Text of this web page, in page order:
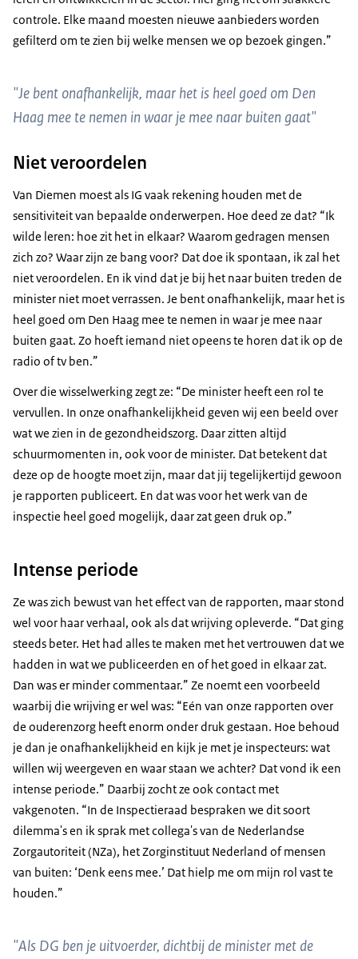
controle. Elke maand moesten nieuwe aanbieders worden
gefilterd om te zien bij welke mensen we op bezoek gingen.”
"Je bent onafhankelijk, maar het is heel goed om Den
Haag mee te nemen in waar je mee naar buiten gaat"
Niet veroordelen
Van Diemen moest als IG vaak rekening houden met de
sensitiviteit van bepaalde onderwerpen. Hoe deed ze dat? “Ik
wilde leren: hoe zit het in elkaar? Waarom gedragen mensen
zich zo? Waar zijn ze bang voor? Dat doe ik spontaan, ik zal het
niet veroordelen. En ik vind dat je bij het naar buiten treden de
minister niet moet verrassen. Je bent onafhankelijk, maar het is
heel goed om Den Haag mee te nemen in waar je mee naar
buiten gaat. Zo hoeft iemand niet opeens te horen dat ik op de
radio of tv ben.”
Over die wisselwerking zegt ze: “De minister heeft een rol te
vervullen. In onze onafhankelijkheid geven wij een beeld over
wat we zien in de gezondheidszorg. Daar zitten altijd
schuurmomenten in, ook voor de minister. Dat betekent dat
deze op de hoogte moet zijn, maar dat jij tegelijkertijd gewoon
je rapporten publiceert. En dat was voor het werk van de
inspectie heel goed mogelijk, daar zat geen druk op.”
Intense periode
Ze was zich bewust van het effect van de rapporten, maar stond
wel voor haar verhaal, ook als dat wrijving opleverde. “Dat ging
steeds beter. Het had alles te maken met het vertrouwen dat we
hadden in wat we publiceerden en of het goed in elkaar zat.
Dan was er minder commentaar.” Ze noemt een voorbeeld
waarbij die wrijving er wel was: “Eén van onze rapporten over
de ouderenzorg heeft enorm onder druk gestaan. Hoe behoud
je dan je onafhankelijkheid en kijk je met je inspecteurs: wat
willen wij weergeven en waar staan we achter? Dat vond ik een
intense periode.” Daarbij zocht ze ook contact met
vakgenoten. “In de Inspectieraad bespraken we dit soort
dilemma's en ik sprak met collega's van de Nederlandse
Zorgautoriteit (NZa), het Zorginstituut Nederland of mensen
van buiten: ‘Denk eens mee.’ Dat hielp me om mijn rol vast te
houden.”
"Als DG ben je uitvoerder, dichtbij de minister met de